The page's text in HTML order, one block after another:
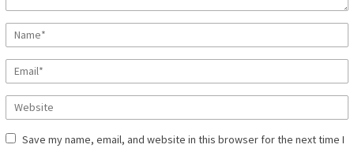
Save my name, email, and website in this browser for the next time I